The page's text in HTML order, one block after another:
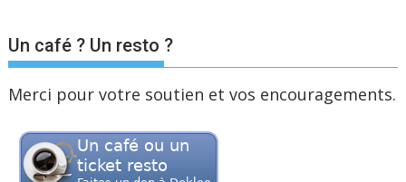
Un café ? Un resto ?
Merci pour votre soutien et vos encouragements.